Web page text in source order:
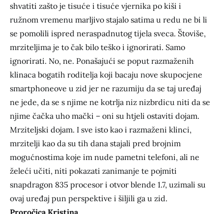
shvatiti zašto je tisuće i tisuće vjernika po kiši i
ružnom vremenu marljivo stajalo satima u redu ne bi li
se pomolili ispred neraspadnutog tijela sveca. Štoviše,
mrziteljima je to čak bilo teško i ignorirati. Samo
ignorirati. No, ne. Ponašajući se poput razmaženih
klinaca bogatih roditelja koji bacaju nove skupocjene
smartphoneove u zid jer ne razumiju da se taj uređaj
ne jede, da se s njime ne kotrlja niz nizbrdicu niti da se
njime čačka uho mački – oni su htjeli ostaviti dojam.
Mrziteljski dojam. I sve isto kao i razmaženi klinci,
mrzitelji kao da su tih dana stajali pred brojnim
mogućnostima koje im nude pametni telefoni, ali ne
želeći učiti, niti pokazati zanimanje te pojmiti
snapdragon 835 procesor i otvor blende 1.7, uzimali su
ovaj uređaj pun perspektive i šiljili ga u zid.
Proročica Kristina